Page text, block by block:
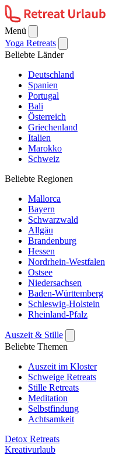
Menü
Yoga Retreats
Beliebte Länder
Deutschland
Spanien
Portugal
Bali
Österreich
Griechenland
Italien
Marokko
Schweiz
Beliebte Regionen
Mallorca
Bayern
Schwarzwald
Allgäu
Brandenburg
Hessen
Nordrhein-Westfalen
Ostsee
Niedersachsen
Baden-Württemberg
Schleswig-Holstein
Rheinland-Pfalz
Auszeit & Stille
Beliebte Themen
Auszeit im Kloster
Schweige Retreats
Stille Retreats
Meditation
Selbstfindung
Achtsamkeit
Detox Retreats
Kreativurlaub